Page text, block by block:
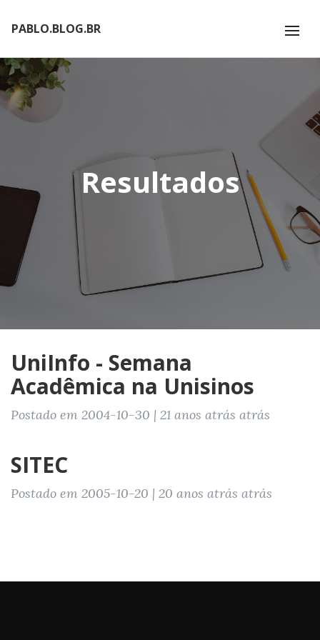
PABLO.BLOG.BR
Resultados
UniInfo - Semana
Acadêmica na Unisinos
Postado em 2004-10-30 | 21 anos atrás atrás
SITEC
Postado em 2005-10-20 | 20 anos atrás atrás